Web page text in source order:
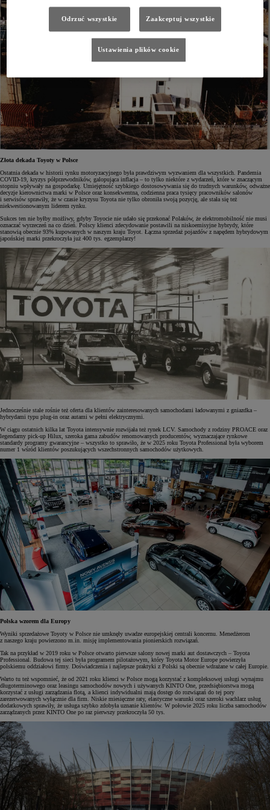
Złota dekada Toyoty w Polsce
Ostatnia dekada w historii rynku motoryzacyjnego była prawdziwym wyzwaniem dla wszystkich. Pandemia
COVID-19, kryzys półprzewodników, galopująca inflacja – to tylko niektóre z wydarzeń, które w znaczącym
stopniu wpływały na gospodarkę. Umiejętność szybkiego dostosowywania się do trudnych warunków, odważne
decyzje kierownictwa marki w Polsce oraz konsekwentna, codzienna praca tysięcy pracowników salonów
i serwisów sprawiły, że w czasie kryzysu Toyota nie tylko obroniła swoją pozycję, ale stała się też
niekwestionowanym liderem rynku.
Sukces ten nie byłby możliwy, gdyby Toyocie nie udało się przekonać Polaków, że elektromobilność nie musi
oznaczać wyrzeczeń na co dzień. Polscy klienci zdecydowanie postawili na niskoemisyjne hybrydy, które
stanowią obecnie 93% kupowanych w naszym kraju Toyot. Łączna sprzedaż pojazdów z napędem hybrydowym
japońskiej marki przekroczyła już 400 tys. egzemplarzy!
Jednocześnie stale rośnie też oferta dla klientów zainteresowanych samochodami ładowanymi z gniazdka –
hybrydami typu plug-in oraz autami w pełni elektrycznymi.
W ciągu ostatnich kilka lat Toyota intensywnie rozwijała też rynek LCV. Samochody z rodziny PROACE oraz
legendarny pick-up Hilux, szeroka gama zabudów renomowanych producentów, wyznaczające rynkowe
standardy programy gwarancyjne – wszystko to sprawiło, że w 2025 roku Toyota Professional była wyborem
numer 1 wśród klientów poszukujących wszechstronnych samochodów użytkowych.
Polska wzorem dla Europy
Wyniki sprzedażowe Toyoty w Polsce nie umknęły uwadze europejskiej centrali koncernu. Menedżerom
z naszego kraju powierzono m.in. misję implementowania pionierskich rozwiązań.
Tak na przykład w 2019 roku w Polsce otwarto pierwsze salony nowej marki aut dostawczych – Toyota
Professional. Budowa tej sieci była programem pilotażowym, który Toyota Motor Europe powierzyła
polskiemu oddziałowi firmy. Doświadczenia i najlepsze praktyki z Polski są obecnie wdrażane w całej Europie.
Warto tu też wspomnieć, że od 2021 roku klienci w Polsce mogą korzystać z kompleksowej usługi wynajmu
długoterminowego oraz leasingu samochodów nowych i używanych KINTO One, przedsiębiorstwa mogą
korzystać z usługi zarządzania flotą, a klienci indywidualni mają dostęp do rozwiązań do tej pory
zarezerwowanych wyłącznie dla firm. Niskie miesięczne raty, elastyczne warunki oraz szeroki wachlarz usług
dodatkowych sprawiły, że usługa szybko zdobyła uznanie klientów. W połowie 2025 roku liczba samochodów
zarządzanych przez KINTO One po raz pierwszy przekroczyła 50 tys.
Odrzuć wszystkie Zaakceptuj wszystkie
Ustawienia plików cookie